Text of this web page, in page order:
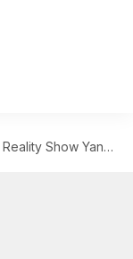
Digugat/Dikecam Karena Penganiayaan